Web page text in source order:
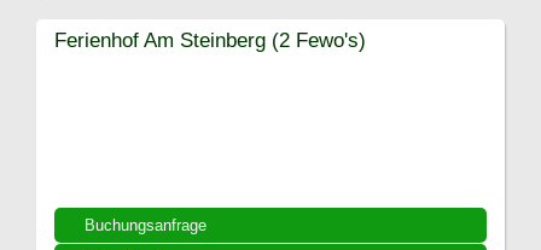
Buchungsanfrage
Ferienhof Am Steinberg (2 Fewo's)